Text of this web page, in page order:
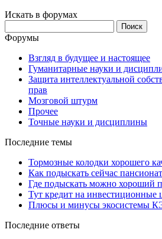
Искать в форумах
Форумы
Взгляд в будущее и настоящее
Гуманитарные науки и
Защита интеллектуальной
прав
Мозговой штурм
Прочее
Точные науки и дисциплины
Последние темы
Тормозные колодки хорошего
Как подыскать сейчас
Где подыскать можно хороший
Тут кредит на инвестиционные
Плюсы и минусы экосистемы
Последние ответы